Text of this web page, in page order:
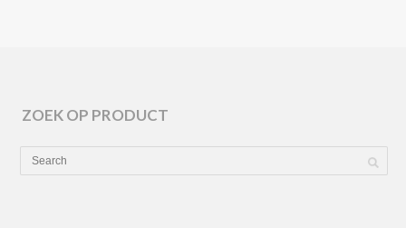
ZOEK OP PRODUCT